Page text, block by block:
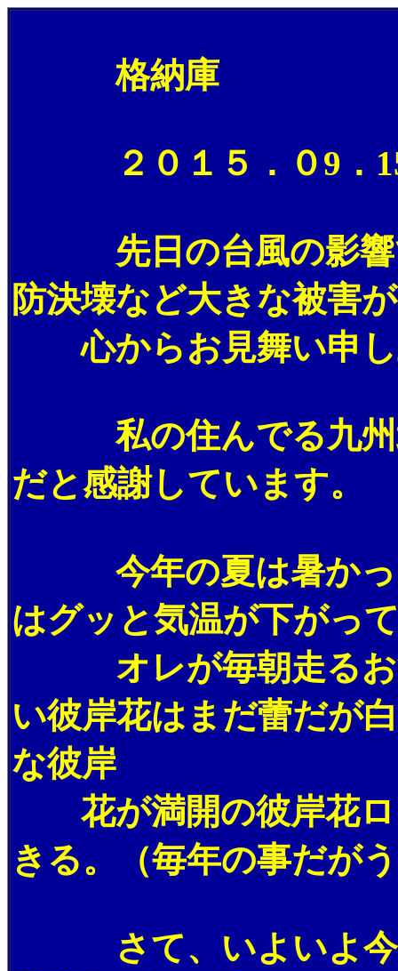
格納庫
２０１５．０9．15
先日の台風の影響で
防決壊など大きな被害
心からお見舞い申し
私の住んでる九州北
だと感謝しています。
今年の夏は暑かった
はグッと気温が下がっ
オレが毎朝走るお決
い彼岸花はまだ蕾だが
な彼岸
花が満開の彼岸花ロ
きる。（毎年の事だが
さて、いよいよ今月